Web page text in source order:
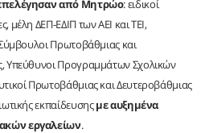
από Μητρώο: ειδικοί
μέλη ΔΕΠ-ΕΔΙΠ των ΑΕΙ και ΤΕΙ,
Πρωτοβάθμιας και
Υπεύθυνοι Προγραμμάτων Σχολικών
Πρωτοβάθμιας και Δευτεροβάθμιας
εκπαίδευσηςμε αυξημένα
εργαλείων.